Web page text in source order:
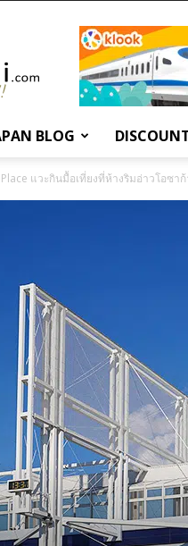
BLOG
แวะกินมื้อเที่ยงที่ห้างริมอ่าวโอซาก้